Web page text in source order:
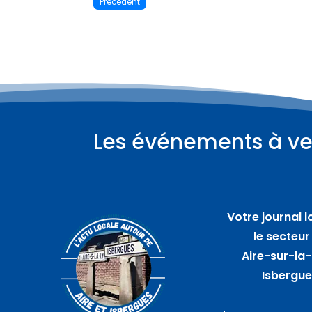
Les événements à
Bar de plein air avec A
travers champs – SAINT
AUGUSTIN
Votre journal
le
Aire-sur-